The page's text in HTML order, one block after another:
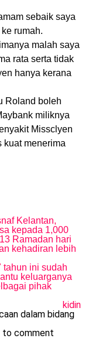
sebaik saya
rumah.
malah saya
rata serta tidak
hanya kerana
Roland boleh
miliknya
Missclyen
kuat menerima
Kelantan,
kepada 1,000
Ramadan hari
kehadiran lebih
tahun ini sudah
keluarganya
pihak
kidin
dalam bidang
to comment